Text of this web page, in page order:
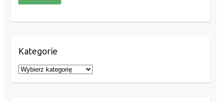
Kategorie
K
a